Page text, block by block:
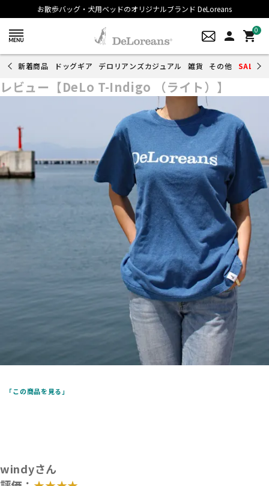
お散歩バッグ・犬用ベッドのオリジナルブランド DeLoreans
person 0
shopping_cart
新着商品 ドッグギア デロリアンズカジュアル 雑貨 その他 SALE
レビュー【DeLo T-Indigo （ライト）】
「この商品を見る」
windyさん